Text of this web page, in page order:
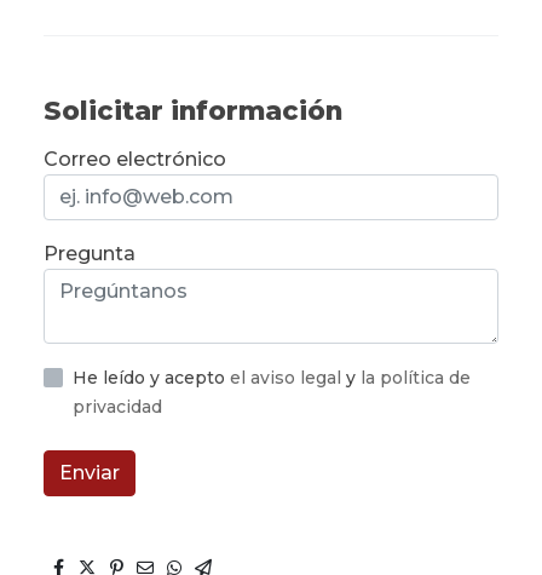
Solicitar información
Correo electrónico
Pregunta
He leído y acepto el aviso legal y la política de
privacidad
Enviar